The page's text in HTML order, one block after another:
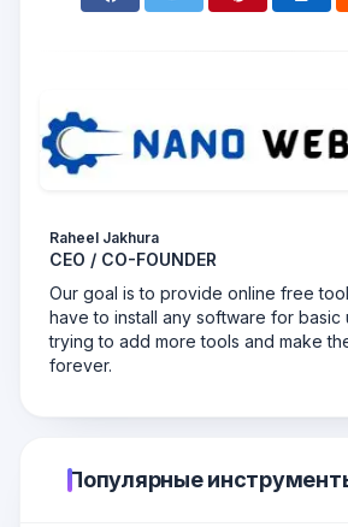
Raheel Jakhura
CEO / CO-FOUNDER
Our goal is to provide online free
have to install any software for basic
trying to add more tools and make
forever.
Популярные